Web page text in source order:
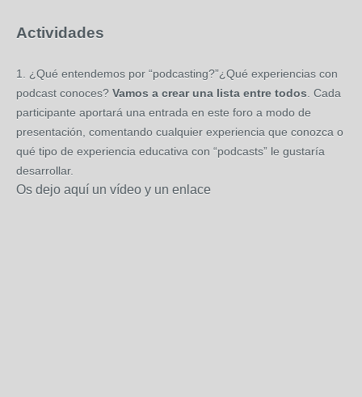
Actividades
1. ¿Qué entendemos por “podcasting?”¿Qué experiencias con
podcast conoces? Vamos a crear una lista entre todos . Cada
participante aportará una entrada en este foro a modo de
presentación, comentando cualquier experiencia que conozca o
qué tipo de experiencia educativa con “podcasts” le gustaría
desarrollar.
Os dejo aquí un vídeo y un enlace